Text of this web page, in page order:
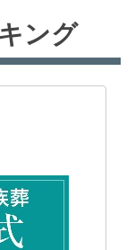
ング